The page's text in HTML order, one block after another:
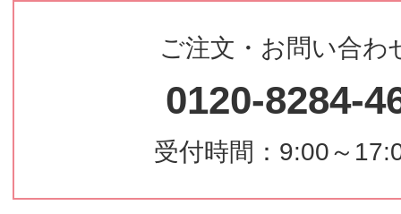
ご注文・お問い合わ
0120-8284-
受付時間：9:00～